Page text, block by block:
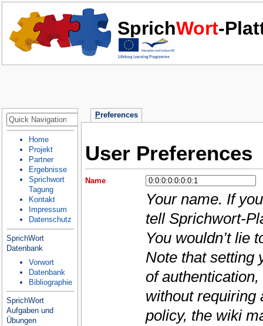
SprichWort-
Preferences
User Preferences
Name
Your name. If
tell Sprichwort-
You wouldn’t lie
Note that setting
of
without requiring
policy, the wiki
Home
Projekt
Partner
Ergebnisse
Sprichwort
Tagung
Kontakt
Impressum
Datenschutz
SprichWort
Datenbank
Vorwort
Datenbank
Bibliographie
SprichWort
Aufgaben und
Übungen